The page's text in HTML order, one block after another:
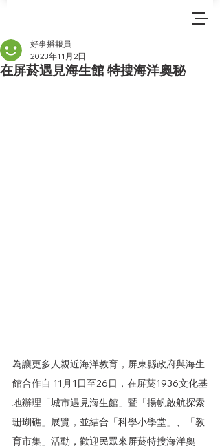
在屏菸遇見海生館 特搜海洋奧秘
好事播報員
2023年11月2日
為讓更多人親近海洋教育，屏東縣政府與海生
館合作自 11月1日至26日，在屏菸1936文化基
地辦理「城市遇見海生館」暨「揚帆啟航探索
珊瑚礁」展覽，並結合「科學小學堂」、「教
育市集」活動，歡迎民眾來屏菸特搜海洋奧